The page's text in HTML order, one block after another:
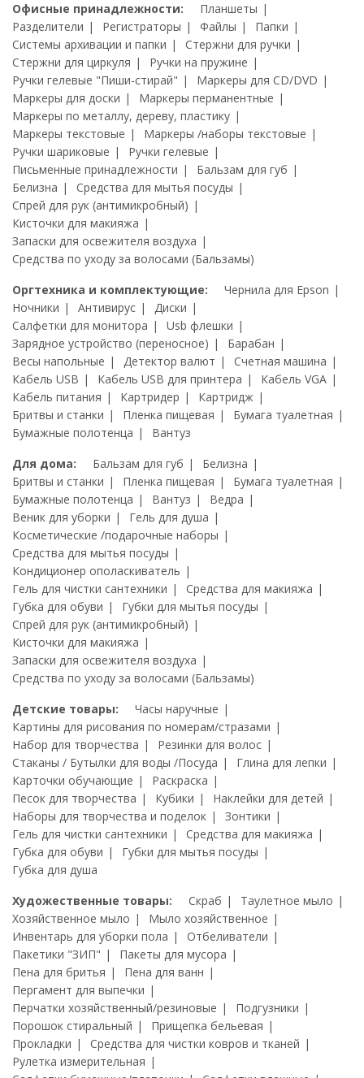
Офисные принадлежности:
Планшеты
Разделители
Регистраторы Файлы
Папки
Системы архивации и папки
Стержни для ручки
Стержни для циркуля
Ручки на пружине
Ручки гелевые "Пиши-стирай"
Маркеры для CD/DVD
Маркеры для доски
Маркеры перманентные
Маркеры по металлу, дереву, пластику
Маркеры текстовые
Маркеры /наборы текстовые
Ручки шариковые
Ручки гелевые
Письменные принадлежности
Бальзам для губ
Белизна
Средства для мытья посуды
Спрей для рук (антимикробный)
Кисточки для макияжа
Запаски для освежителя воздуха
Средства по уходу за волосами (Бальзамы)
Оргтехника и комплектующие:
Чернила для Epson
Ночники
Антивирус
Диски
Салфетки для монитора
Usb флешки
Зарядное устройство (переносное)
Барабан
Весы напольные
Детектор валют
Счетная машина
Кабель USB
Кабель USB для принтера
Кабель VGA
Кабель питания
Картридер
Картридж
Бритвы и станки
Пленка пищевая
Бумага туалетная
Бумажные полотенца
Вантуз
Для дома:
Бальзам для губ
Белизна
Бритвы и станки
Пленка пищевая
Бумага туалетная
Бумажные полотенца
Вантуз
Ведра
Веник для уборки
Гель для душа
Косметические /подарочные наборы
Средства для мытья посуды
Кондиционер ополаскиватель
Гель для чистки сантехники
Средства для макияжа
Губка для обуви
Губки для мытья посуды
Спрей для рук (антимикробный)
Кисточки для макияжа
Запаски для освежителя воздуха
Средства по уходу за волосами (Бальзамы)
Детские товары:
Часы наручные
Картины для рисования по номерам/стразами
Набор для творчества
Резинки для волос
Стаканы / Бутылки для воды /Посуда
Глина для лепки
Карточки обучающие
Раскраска
Песок для творчества
Кубики
Наклейки для детей
Наборы для творчества и поделок
Зонтики
Гель для чистки сантехники
Средства для макияжа
Губка для обуви
Губки для мытья посуды
Губка для душа
Художественные товары:
Скраб
Таулетное мыло
Хозяйственное мыло
Мыло хозяйственное
Инвентарь для уборки пола
Отбеливатели
Пакетики "ЗИП"
Пакеты для мусора
Пена для бритья
Пена для ванн
Пергамент для выпечки
Перчатки хозяйственный/резиновые
Подгузники
Порошок стиральный
Прищепка бельевая
Прокладки
Средства для чистки ковров и тканей
Рулетка измерительная